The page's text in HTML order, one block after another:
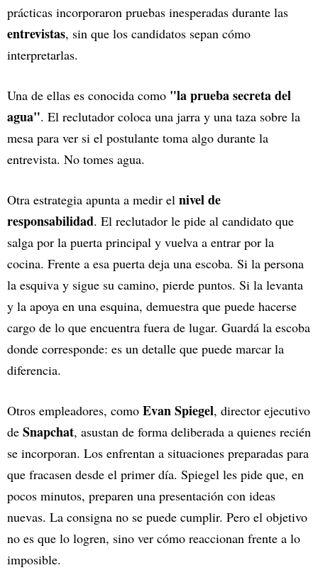
prácticas incorporaron pruebas inesperadas durante las
entrevistas, sin que los candidatos sepan cómo
interpretarlas.
Una de ellas es conocida como "la prueba secreta del
agua". El reclutador coloca una jarra y una taza sobre la
mesa para ver si el postulante toma algo durante la
entrevista. No tomes agua.
Otra estrategia apunta a medir el nivel de
responsabilidad. El reclutador le pide al candidato que
salga por la puerta principal y vuelva a entrar por la
cocina. Frente a esa puerta deja una escoba. Si la persona
la esquiva y sigue su camino, pierde puntos. Si la levanta
y la apoya en una esquina, demuestra que puede hacerse
cargo de lo que encuentra fuera de lugar. Guardá la escoba
donde corresponde: es un detalle que puede marcar la
diferencia.
Otros empleadores, como Evan Spiegel, director ejecutivo
de Snapchat, asustan de forma deliberada a quienes recién
se incorporan. Los enfrentan a situaciones preparadas para
que fracasen desde el primer día. Spiegel les pide que, en
pocos minutos, preparen una presentación con ideas
nuevas. La consigna no se puede cumplir. Pero el objetivo
no es que lo logren, sino ver cómo reaccionan frente a lo
imposible.